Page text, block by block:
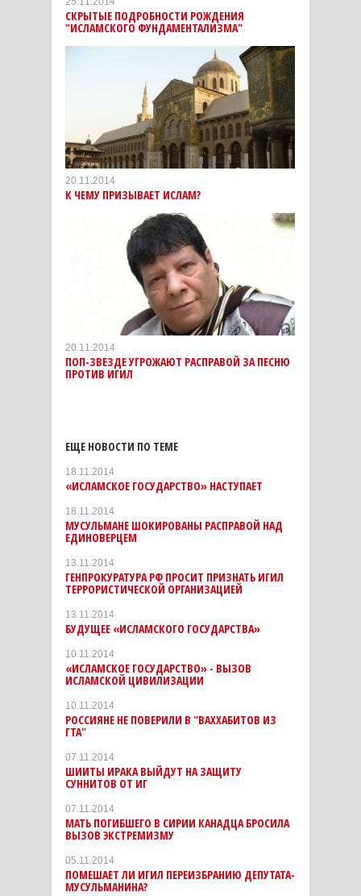
CКРЫТЫЕ ПОДРОБНОСТИ РОЖДЕНИЯ
"ИСЛАМСКОГО ФУНДАМЕНТАЛИЗМА"
20.11.2014
К ЧЕМУ ПРИЗЫВАЕТ ИСЛАМ?
20.11.2014
ПОП-ЗВЕЗДЕ УГРОЖАЮТ РАСПРАВОЙ ЗА ПЕСНЮ
ПРОТИВ ИГИЛ
ЕЩЕ НОВОСТИ ПО ТЕМЕ
18.11.2014
«ИСЛАМСКОЕ ГОСУДАРСТВО» НАСТУПАЕТ
18.11.2014
МУСУЛЬМАНЕ ШОКИРОВАНЫ РАСПРАВОЙ НАД
ЕДИНОВЕРЦЕМ
13.11.2014
ГЕНПРОКУРАТУРА РФ ПРОСИТ ПРИЗНАТЬ ИГИЛ
ТЕРРОРИСТИЧЕСКОЙ ОРГАНИЗАЦИЕЙ
13.11.2014
БУДУЩЕЕ «ИСЛАМСКОГО ГОСУДАРСТВА»
10.11.2014
«ИСЛАМСКОЕ ГОСУДАРСТВО» - ВЫЗОВ
ИСЛАМСКОЙ ЦИВИЛИЗАЦИИ
10.11.2014
РОССИЯНЕ НЕ ПОВЕРИЛИ В "ВАХХАБИТОВ ИЗ
ГТА"
07.11.2014
ШИИТЫ ИРАКА ВЫЙДУТ НА ЗАЩИТУ
СУННИТОВ ОТ ИГ
07.11.2014
МАТЬ ПОГИБШЕГО В СИРИИ КАНАДЦА БРОСИЛА
ВЫЗОВ ЭКСТРЕМИЗМУ
05.11.2014
ПОМЕШАЕТ ЛИ ИГИЛ ПЕРЕИЗБРАНИЮ ДЕПУТАТА-
МУСУЛЬМАНИНА?